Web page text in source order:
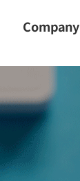
Company